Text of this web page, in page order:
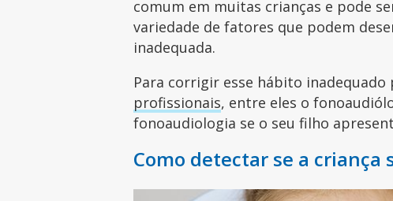
comum em muitas crianças e pode
variedade de fatores que podem
inadequada.
Para corrigir esse hábito inadequado
profissionais, entre eles o
fonoaudiologia se o seu filho
Como detectar se a